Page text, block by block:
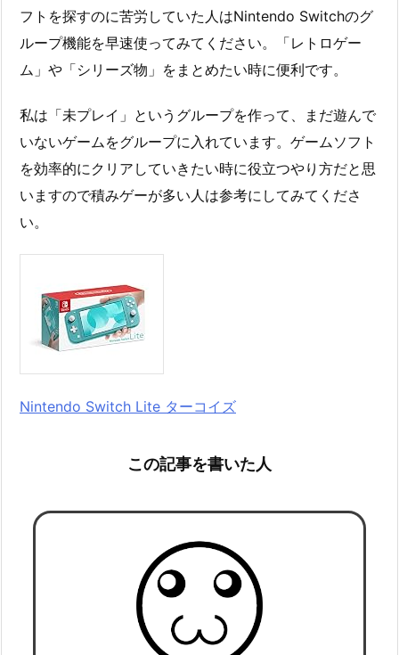
フトを探すのに苦労していた人はNintendo Switchのグ
ループ機能を早速使ってみてください。「レトロゲー
ム」や「シリーズ物」をまとめたい時に便利です。
私は「未プレイ」というグループを作って、まだ遊んで
いないゲームをグループに入れています。ゲームソフト
を効率的にクリアしていきたい時に役立つやり方だと思
いますので積みゲーが多い人は参考にしてみてくださ
い。
Nintendo Switch Lite ターコイズ
この記事を書いた人